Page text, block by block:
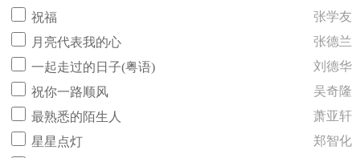
祝福
张学友
月亮代表我的心
张德兰
一起走过的日子(粤语)
刘德华
祝你一路顺风
吴奇隆
最熟悉的陌生人
萧亚轩
星星点灯
郑智化